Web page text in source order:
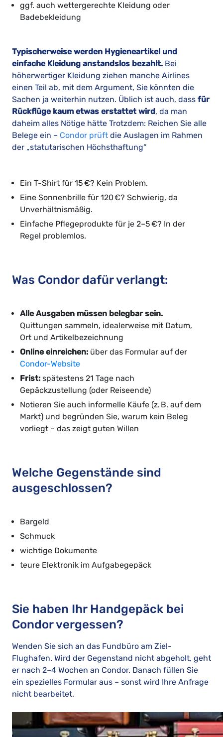
ggf. auch wettergerechte Kleidung oder
Badebekleidung
Typischerweise werden Hygieneartikel und
einfache Kleidung anstandslos bezahlt. Bei
höherwertiger Kleidung ziehen manche Airlines
einen Teil ab, mit dem Argument, Sie könnten die
Sachen ja weiterhin nutzen. Üblich ist auch, dass für
Rückflüge kaum etwas erstattet wird, da man
daheim alles Nötige hätte Trotzdem: Reichen Sie alle
Belege ein – Condor prüft die Auslagen im Rahmen
der „statutarischen Höchsthaftung“
Ein T-Shirt für 15 €? Kein Problem.
Eine Sonnenbrille für 120 €? Schwierig, da
Unverhältnismäßig.
Einfache Pflegeprodukte für je 2–5 €? In der
Regel problemlos.
Was Condor dafür verlangt:
Alle Ausgaben müssen belegbar sein.
Quittungen sammeln, idealerweise mit Datum,
Ort und Artikelbezeichnung
Online einreichen: über das Formular auf der
Condor-Website
Frist: spätestens 21 Tage nach
Gepäckzustellung (oder Reiseende)
Notieren Sie auch informelle Käufe (z. B. auf dem
Markt) und begründen Sie, warum kein Beleg
vorliegt – das zeigt guten Willen
Welche Gegenstände sind
ausgeschlossen?
Bargeld
Schmuck
wichtige Dokumente
teure Elektronik im Aufgabegepäck
Sie haben Ihr Handgepäck bei
Condor vergessen?
Wenden Sie sich an das Fundbüro am Ziel-
Flughafen. Wird der Gegenstand nicht abgeholt, geht
er nach 2–4 Wochen an Condor. Danach füllen Sie
ein spezielles Formular aus – sonst wird Ihre Anfrage
nicht bearbeitet.